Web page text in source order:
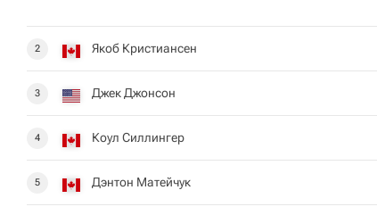
2 Якоб Кристиансен
3 Джек Джонсон
4 Коул Силлингер
5 Дэнтон Матейчук